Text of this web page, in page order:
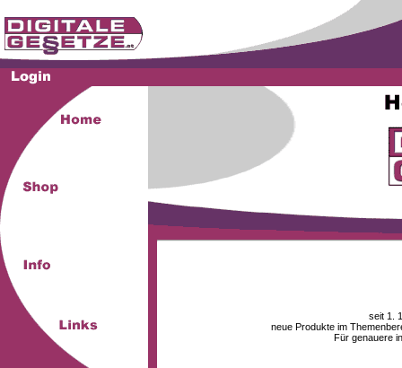
seit 1.
neue Produkte im
Für genauere